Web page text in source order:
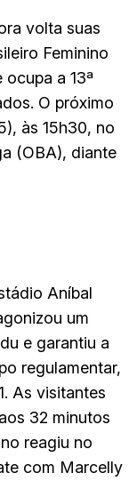
volta suas
Feminino
a 13ª
O próximo
às 15h30, no
(OBA), diante
Aníbal
um
e garantiu a
regulamentar,
As visitantes
32 minutos
reagiu no
com Marcelly